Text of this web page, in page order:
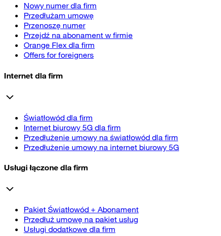
Nowy numer dla firm
Przedłużam umowę
Przenoszę numer
Przejdź na abonament w firmie
Orange Flex dla firm
Offers for foreigners
Internet dla firm
Światłowód dla firm
Internet biurowy 5G dla firm
Przedłużenie umowy na światłowód dla firm
Przedłużenie umowy na internet biurowy 5G
Usługi łączone dla firm
Pakiet Światłowód + Abonament
Przedłuż umowę na pakiet usług
Usługi dodatkowe dla firm